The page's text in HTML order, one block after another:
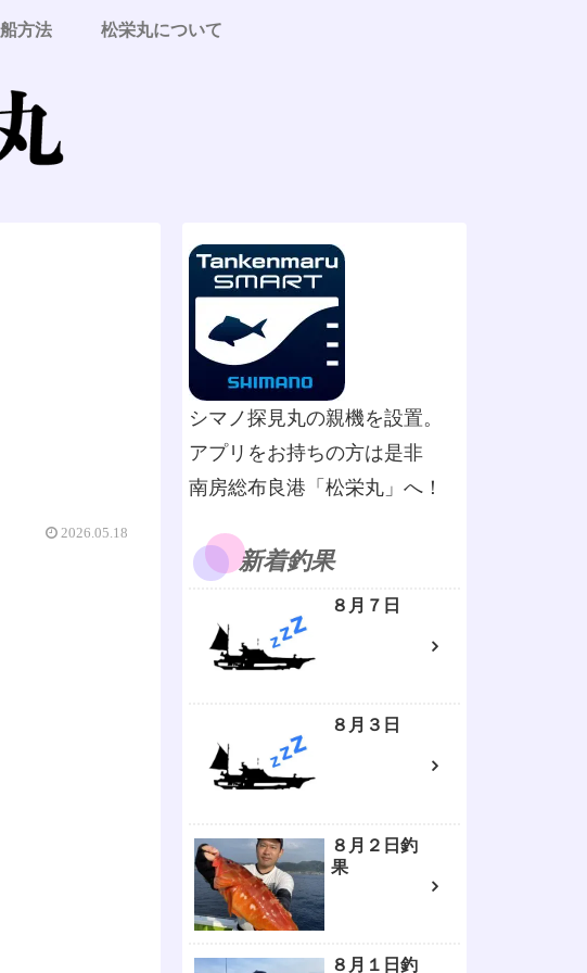
方法 松栄丸について
2026.05.18
シマノ探見丸の親機を設置。
アプリをお持ちの方は是非
南房総布良港「松栄丸」へ！
新着釣果
８月７日
８月３日
８月２日釣
果
８月１日釣